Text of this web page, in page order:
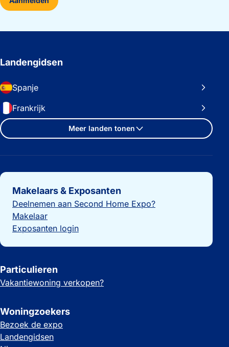
Landengidsen
Spanje
Frankrijk
Meer landen tonen
Belangrijke links
Makelaars & Exposanten
Deelnemen aan Second Home Expo?
Makelaar
Exposanten login
Particulieren
Vakantiewoning verkopen?
Woningzoekers
Bezoek de expo
Landengidsen